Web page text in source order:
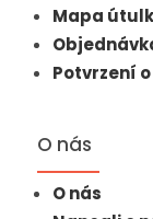
Mapa
Potvrzení
O nás
O nás